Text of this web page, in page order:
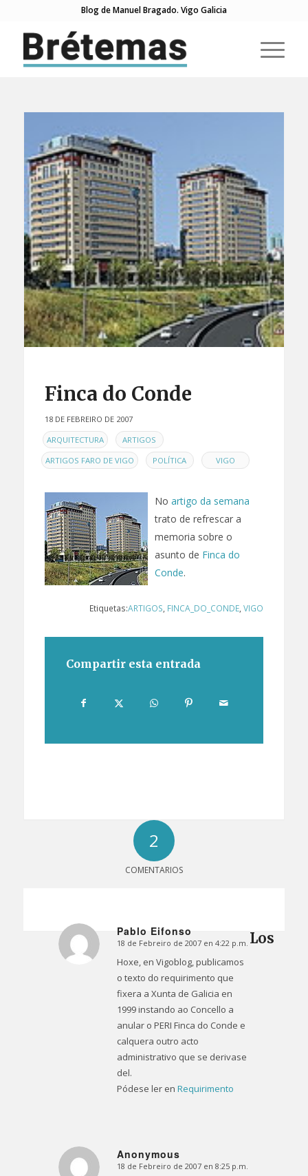
Blog de Manuel Bragado. Vigo Galicia
Finca do Conde
18 DE FEBREIRO DE 2007
ENARQUITECTURA , ARTIGOS ,
ARTIGOS FARO DE VIGO , POLÍTICA , VIGO
No artigo da semana
trato de refrescar a
memoria sobre o
asunto de Finca do
Conde.
Etiquetas:ARTIGOS FINCA_DO_CONDE ,VIGO
Compartir esta entrada
2
COMENTARIOS
Pablo Eifonso
Dice:
18 de Febreiro de 2007 en 4:22 p.m.
Hoxe, en Vigoblog, publicamos
o texto do requirimento que
fixera a Xunta de Galicia en
1999 instando ao Concello a
anular o PERI Finca do Conde e
calquera outro acto
administrativo que se derivase
del.
Pódese ler en Requirimento
Anonymous
Dice:
18 de Febreiro de 2007 en 8:25 p.m.
Los